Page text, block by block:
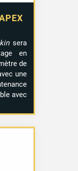
sera
en
de
une
avec